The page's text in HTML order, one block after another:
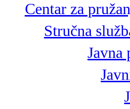
Centar za
Stručna
Javna